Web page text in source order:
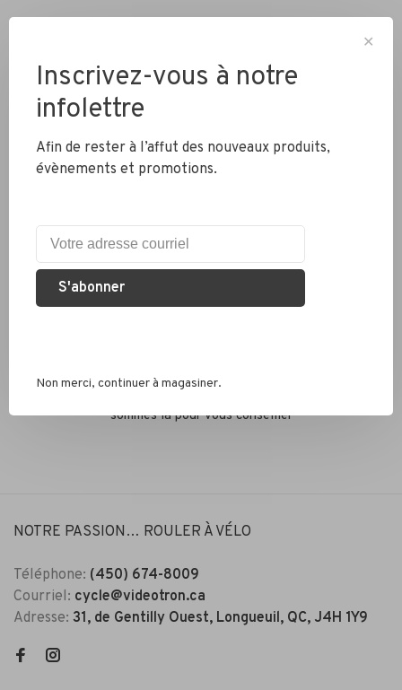
Livraison partout au Canada
Nous recyclons les pneus, chambres à air et métaux
Services conseil
sommes là pour vous conseiller
NOTRE PASSION… ROULER À VÉLO
Téléphone: (450) 674-8009
Courriel: cycle@videotron.ca
Adresse: 31, de Gentilly Ouest, Longueuil, QC, J4H 1Y9
✕
Inscrivez-vous à notre
infolettre
Afin de rester à l’affut des nouveaux produits,
évènements et promotions.
S'abonner
Non merci, continuer à magasiner.